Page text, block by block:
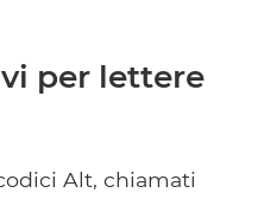
per lettere
Alt, chiamati